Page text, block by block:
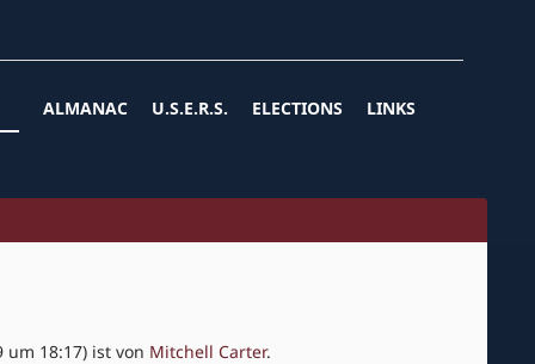
ALMANAC U.S.E.R.S. ELECTIONS LINKS
um 18:17) ist von Mitchell Carter.